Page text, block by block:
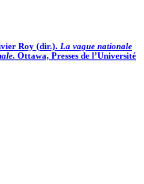
Roy (dir.). La vague nationale
. Ottawa, Presses de l’Université